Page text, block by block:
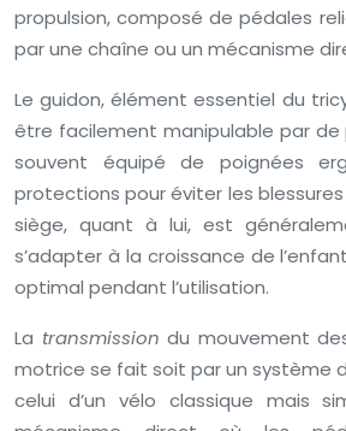
propulsion, composé de pédales
par une chaîne ou un mécanisme
Le guidon, élément essentiel du
être facilement manipulable par de
souvent équipé de poignées
protections pour éviter les
siège, quant à lui, est
s’adapter à la croissance de
optimal pendant l’utilisation.
La transmission du mouvement
motrice se fait soit par un système
celui d’un vélo classique mais